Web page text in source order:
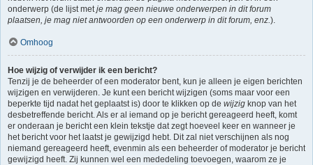
onderwerp (de lijst metje mag geen nieuwe onderwerpen in dit forum
plaatsen, je mag niet antwoorden op een onderwerp in dit forum, enz.).
Omhoog
Hoe wijzig of verwijder ik een bericht?
Tenzij je de beheerder of een moderator bent, kun je alleen je eigen berichten
wijzigen en verwijderen. Je kunt een bericht wijzigen (soms maar voor een
beperkte tijd nadat het geplaatst is) door te klikken op de wijzig knop van het
desbetreffende bericht. Als er al iemand op je bericht gereageerd heeft, komt
er onderaan je bericht een klein tekstje dat zegt hoeveel keer en wanneer je
het bericht voor het laatst je gewijzigd hebt. Dit zal niet verschijnen als nog
niemand gereageerd heeft, evenmin als een beheerder of moderator je bericht
gewijzigd heeft. Zij kunnen wel een mededeling toevoegen, waarom ze je